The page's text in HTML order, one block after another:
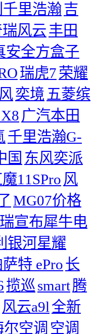
里浩瀚吉
风云丰田
安全方盒子
瑞虎7荣耀
奕境 五菱缤
广汽本田
千里浩瀚G-
国 东风奕派
11SPro 风
MG07价格
宣布犀牛电
银河星耀
特 ePro长
揽巡smart腾
风云a9l 全新
尔空调 空调